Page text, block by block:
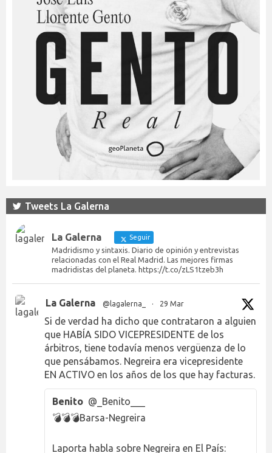
Tweets La Galerna
La Galerna Seguir
Madridismo y sintaxis. Diario de opinión y entrevistas
relacionadas con el Real Madrid. Las mejores firmas
madridistas del planeta. https://t.co/zLS1tzeb3h
La Galerna @lagalerna_ · 29 Mar
Si de verdad ha dicho que contrataron a alguien
que HABÍA SIDO VICEPRESIDENTE de los
árbitros, tiene todavía menos vergüenza de lo
que pensábamos. Negreira era vicepresidente
EN ACTIVO en los años de los que hay facturas.
Benito @_Benito___
💣💣💣Barsa-Negreira
Laporta habla sobre Negreira en El País: